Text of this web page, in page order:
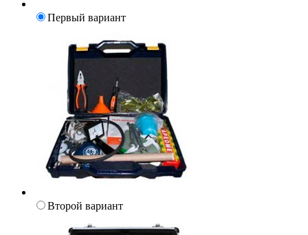
Первый вариант
Второй вариант